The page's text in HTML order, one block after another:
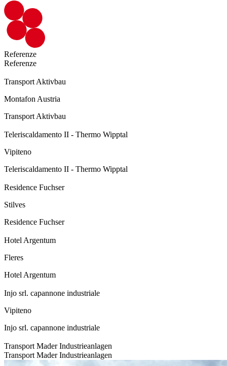
Referenze
Referenze
Transport Aktivbau
Montafon Austria
Transport Aktivbau
Teleriscaldamento II - Thermo Wipptal
Vipiteno
Teleriscaldamento II - Thermo Wipptal
Residence Fuchser
Stilves
Residence Fuchser
Hotel Argentum
Fleres
Hotel Argentum
Injo srl. capannone industriale
Vipiteno
Injo srl. capannone industriale
Transport Mader Industrieanlagen
Transport Mader Industrieanlagen